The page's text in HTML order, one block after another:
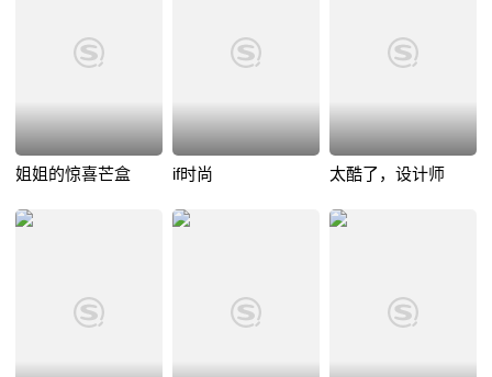
姐姐的惊喜芒盒 if时尚 太酷了，设计师